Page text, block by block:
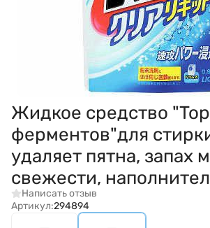
Жидкое средство
ферментов"для
удаляет пятна, запах
свежести,
Написать отзыв
Артикул:294894